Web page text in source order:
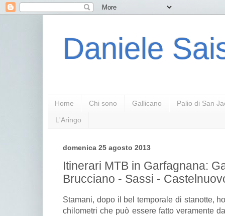
Daniele
Home Chi sono Gallicano Palio di San
L'Aringo
domenica 25 agosto 2013
Itinerari MTB in Garfagnana:
Brucciano - Sassi -
Stamani, dopo il bel temporale di stanotte,
chilometri che può essere fatto veramente